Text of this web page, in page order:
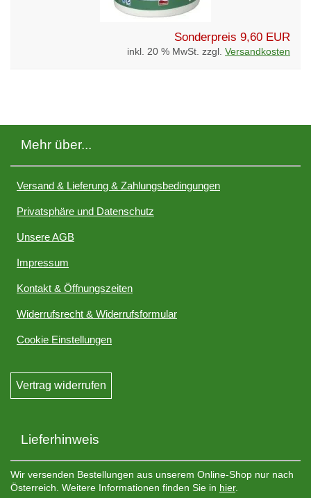
Sonderpreis 9,60 EUR
inkl. 20 % MwSt. zzgl. Versandkosten
Mehr über...
Versand & Lieferung & Zahlungsbedingungen
Privatsphäre und Datenschutz
Unsere AGB
Impressum
Kontakt & Öffnungszeiten
Widerrufsrecht & Widerrufsformular
Cookie Einstellungen
Vertrag widerrufen
Lieferhinweis
Wir versenden Bestellungen aus unserem Online-Shop nur nach
Österreich. Weitere Informationen finden Sie in hier.